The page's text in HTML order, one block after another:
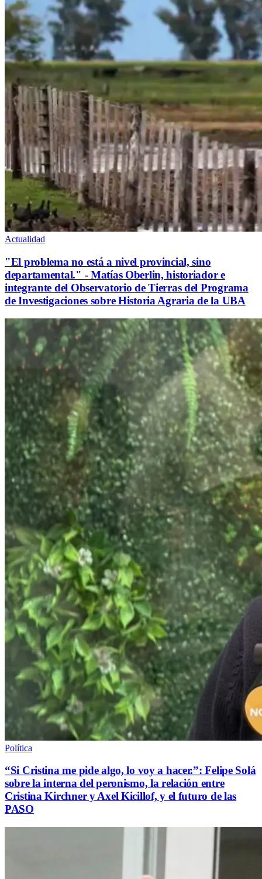
Actualidad
"El problema no está a nivel provincial, sino
departamental." - Matías Oberlin, historiador e
integrante del Observatorio de Tierras del Programa
de Investigaciones sobre Historia Agraria de la UBA
Política
“Si Cristina me pide algo, lo voy a hacer.”: Felipe Solá
sobre la interna del peronismo, la relación entre
Cristina Kirchner y Axel Kicillof, y el futuro de las
PASO